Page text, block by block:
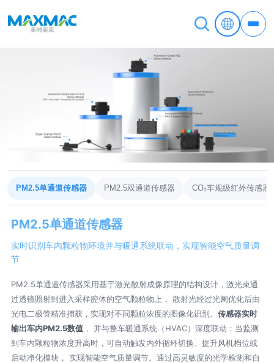
PM2.5单通道传感器 PM2.5双通道传感器 CO₂车规级红外传感器
PM2.5单通道传感器
实时识别车内颗粒物环境并与暖通系统联动，实现智能空气质量调
节
PM2.5单通道传感器采用基于激光散射成像原理的结构设计，激光束通
过透镜照射到进入采样腔体的空气颗粒物上， 散射光经过光阑优化后由
光电二极管精准捕获，实现对不同颗粒浓度的图像化识别。 传感器实时
输出车内PM2.5数值， 并与整车暖通系统（HVAC）深度联动：当监测
到车内颗粒物浓度升高时，可自动触发内外循环切换、提升风机档位或
启动净化模块， 实现智能空气质量调节。通过高灵敏度的光学检测和自